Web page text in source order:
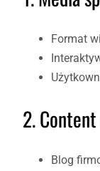
Format
2.
Blog